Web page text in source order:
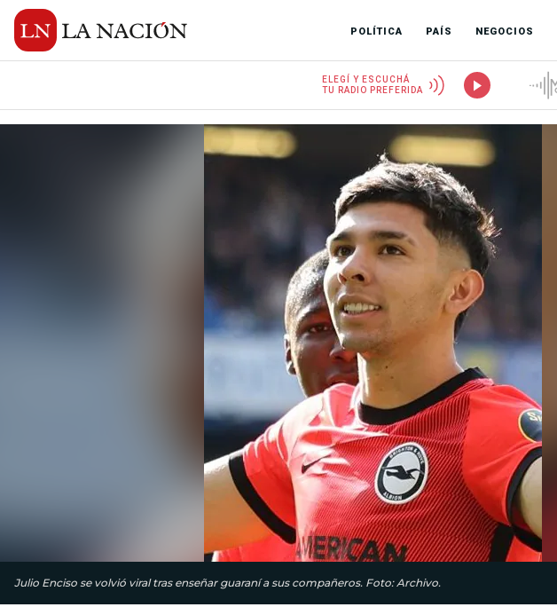
POLÍTICA PAÍS NEGOCIOS
ELEGÍ Y ESCUCHÁ
TU RADIO PREFERIDA
Julio Enciso se volvió viral tras enseñar guaraní a sus compañeros. Foto: Archivo.